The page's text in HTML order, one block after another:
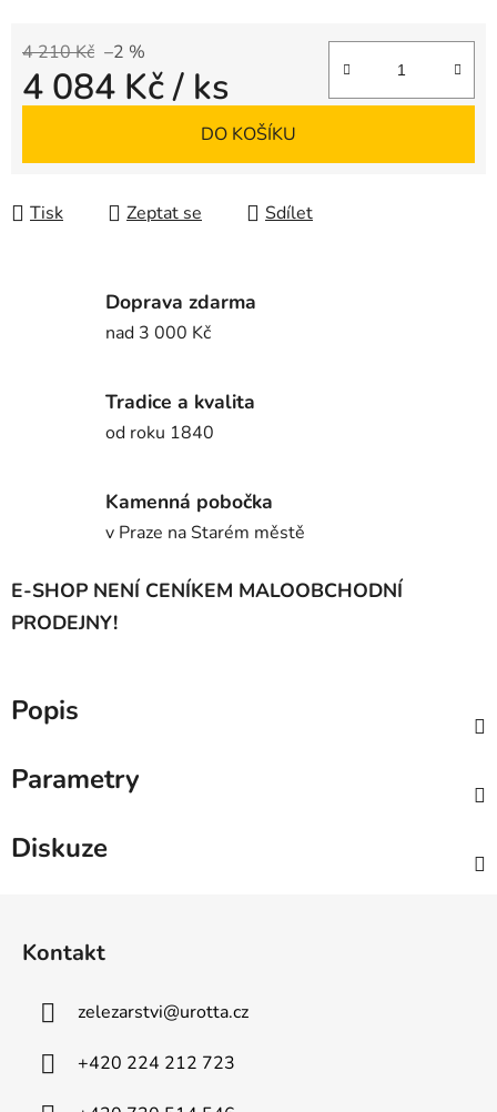
4 210 Kč –2 %
4 084 Kč/ ks
DO KOŠÍKU
Tisk Zeptat se Sdílet
Doprava zdarma
nad 3 000 Kč
Tradice a kvalita
od roku 1840
Kamenná pobočka
v Praze na Starém městě
E-SHOP NENÍ CENÍKEM MALOOBCHODNÍ
PRODEJNY!
Popis
Parametry
Diskuze
Kontakt
zelezarstvi@urotta.cz
+420 224 212 723